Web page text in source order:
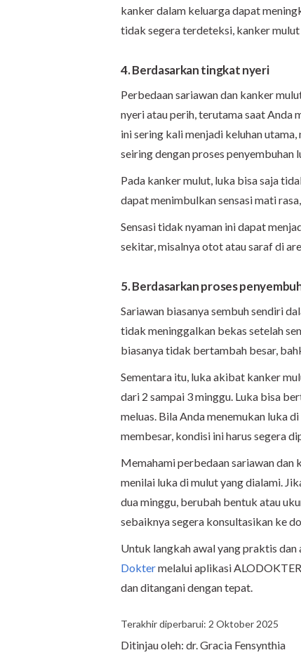
kanker dalam keluarga dapat
tidak segera terdeteksi, kanker
4. Berdasarkan tingkat nyeri
Perbedaan sariawan dan kanker
nyeri atau perih, terutama saat Anda
ini sering kali menjadi keluhan
seiring dengan proses penyembuhan
Pada kanker mulut, luka bisa saja
dapat menimbulkan sensasi mati
Sensasi tidak nyaman ini dapat
sekitar, misalnya otot atau saraf di
5. Berdasarkan proses
Sariawan biasanya sembuh sendiri
tidak meninggalkan bekas setelah
biasanya tidak bertambah besar,
Sementara itu, luka akibat kanker
dari 2 sampai 3 minggu. Luka bisa
meluas. Bila Anda menemukan luka
membesar, kondisi ini harus segera
Memahami perbedaan sariawan
menilai luka di mulut yang dialami.
dua minggu, berubah bentuk atau
sebaiknya segera konsultasikan ke
Untuk langkah awal yang praktis dan
Doktermelalui aplikasi
dan ditangani dengan tepat.
Terakhir diperbarui: 2 Oktober 2025